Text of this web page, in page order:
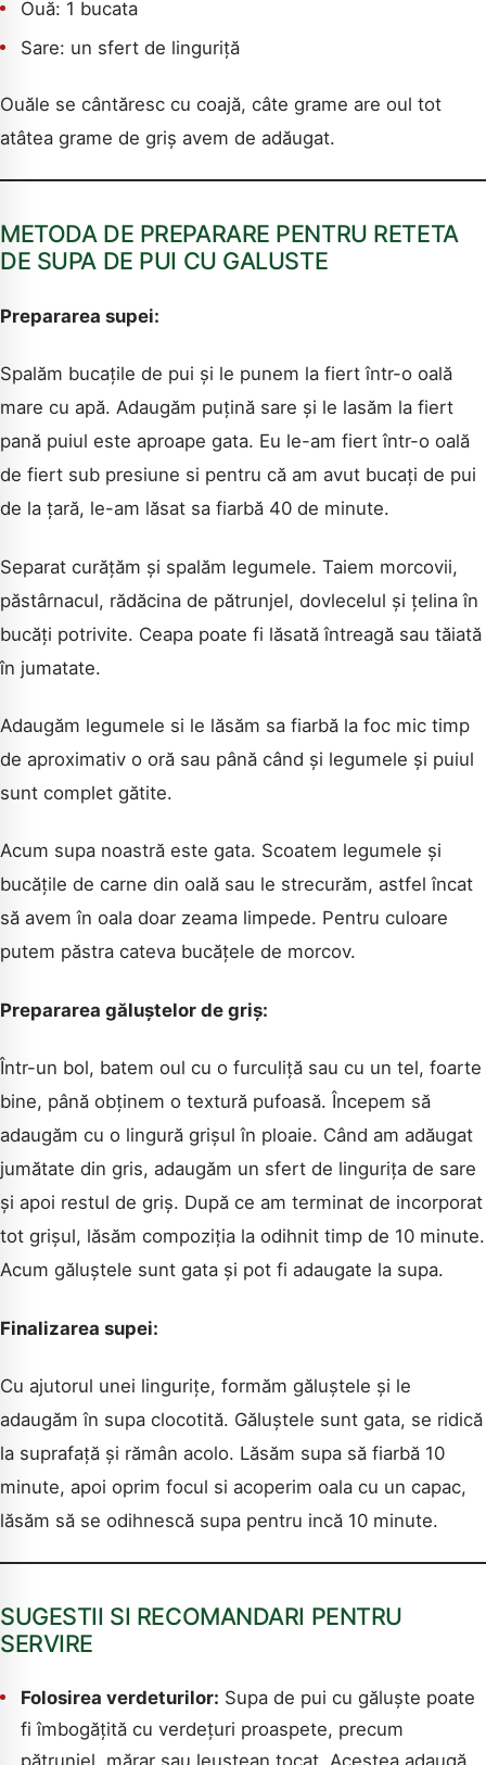
Ouă: 1 bucata
Sare: un sfert de linguriță
Ouăle se cântăresc cu coajă, câte grame are oul tot
atâtea grame de griș avem de adăugat.
METODA DE PREPARARE PENTRU RETETA
DE SUPA DE PUI CU GALUSTE
Prepararea supei:
Spalăm bucațile de pui și le punem la fiert într-o oală
mare cu apă. Adaugăm puțină sare și le lasăm la fiert
pană puiul este aproape gata. Eu le-am fiert într-o oală
de fiert sub presiune si pentru că am avut bucați de pui
de la țară, le-am lăsat sa fiarbă 40 de minute.
Separat curățăm și spalăm legumele. Taiem morcovii,
păstârnacul, rădăcina de pătrunjel, dovlecelul și țelina în
bucăți potrivite. Ceapa poate fi lăsată întreagă sau tăiată
în jumatate.
Adaugăm legumele si le lăsăm sa fiarbă la foc mic timp
de aproximativ o oră sau până când și legumele și puiul
sunt complet gătite.
Acum supa noastră este gata. Scoatem legumele și
bucățile de carne din oală sau le strecurăm, astfel încat
să avem în oala doar zeama limpede. Pentru culoare
putem păstra cateva bucățele de morcov.
Prepararea găluștelor de griș:
Într-un bol, batem oul cu o furculiță sau cu un tel, foarte
bine, până obținem o textură pufoasă. Începem să
adaugăm cu o lingură grișul în ploaie. Când am adăugat
jumătate din gris, adaugăm un sfert de lingurița de sare
și apoi restul de griș. După ce am terminat de incorporat
tot grișul, lăsăm compoziția la odihnit timp de 10 minute.
Acum găluștele sunt gata și pot fi adaugate la supa.
Finalizarea supei:
Cu ajutorul unei lingurițe, formăm găluștele și le
adaugăm în supa clocotită. Găluștele sunt gata, se ridică
la suprafață și rămân acolo. Lăsăm supa să fiarbă 10
minute, apoi oprim focul si acoperim oala cu un capac,
lăsăm să se odihnescă supa pentru incă 10 minute.
SUGESTII SI RECOMANDARI PENTRU
SERVIRE
Folosirea verdeturilor: Supa de pui cu găluște poate
fi îmbogățită cu verdețuri proaspete, precum
pătrunjel, mărar sau leuștean tocat. Acestea adaugă